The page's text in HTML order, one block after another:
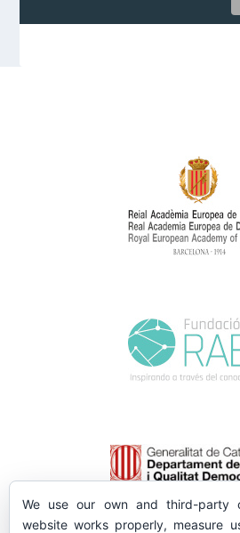
We use our own and third-party
website works properly, measure